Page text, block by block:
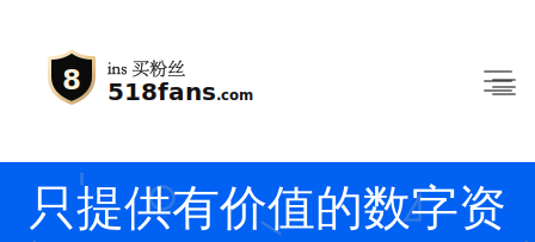
只提供有价值的数字资